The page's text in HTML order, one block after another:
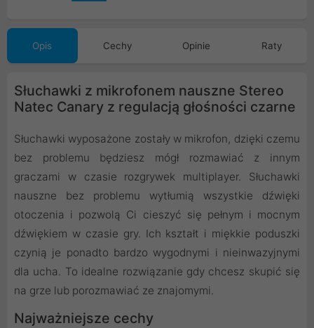
Opis Cechy Opinie Raty
Słuchawki z mikrofonem nauszne Stereo
Natec Canary z regulacją głośności czarne
Słuchawki wyposażone zostały w mikrofon, dzięki czemu
bez problemu będziesz mógł rozmawiać z innym
graczami w czasie rozgrywek multiplayer. Słuchawki
nauszne bez problemu wytłumią wszystkie dźwięki
otoczenia i pozwolą Ci cieszyć się pełnym i mocnym
dźwiękiem w czasie gry. Ich kształt i miękkie poduszki
czynią je ponadto bardzo wygodnymi i nieinwazyjnymi
dla ucha. To idealne rozwiązanie gdy chcesz skupić się
na grze lub porozmawiać ze znajomymi.
Najważniejsze cechy